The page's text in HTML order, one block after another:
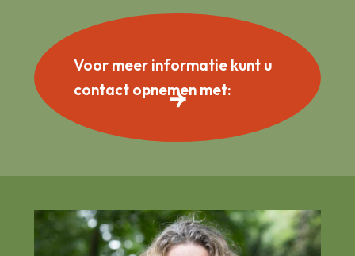
Voor meer informatie kunt u
contact opnemen met: